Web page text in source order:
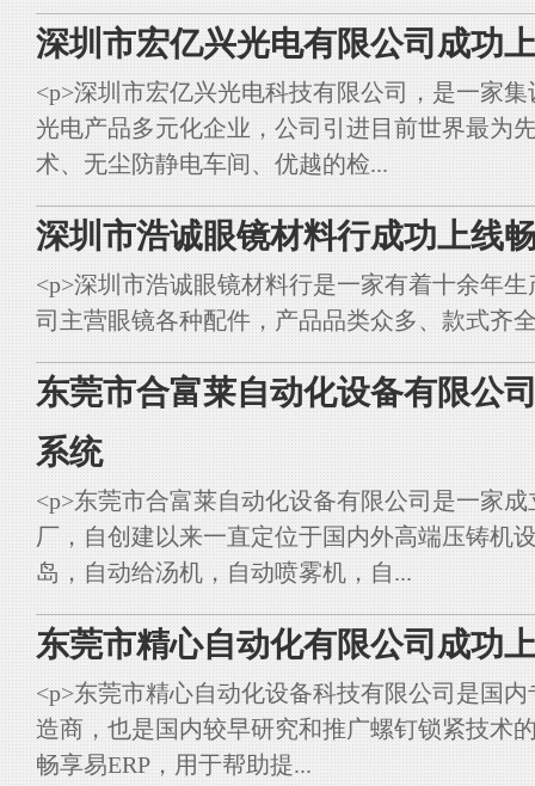
深圳市宏亿兴光电有限公司成功
<p>深圳市宏亿兴光电科技有限公司，是一家
光电产品多元化企业，公司引进目前世界最为
术、无尘防静电车间、优越的检...
深圳市浩诚眼镜材料行成功上线
<p>深圳市浩诚眼镜材料行是一家有着十余年
司主营眼镜各种配件，产品品类众多、款式齐
东莞市合富莱自动化设备有限公
系统
<p>东莞市合富莱自动化设备有限公司是一家
厂，自创建以来一直定位于国内外高端压铸机
岛，自动给汤机，自动喷雾机，自...
东莞市精心自动化有限公司成功
<p>东莞市精心自动化设备科技有限公司是国
造商，也是国内较早研究和推广螺钉锁紧技术
畅享易ERP，用于帮助提...